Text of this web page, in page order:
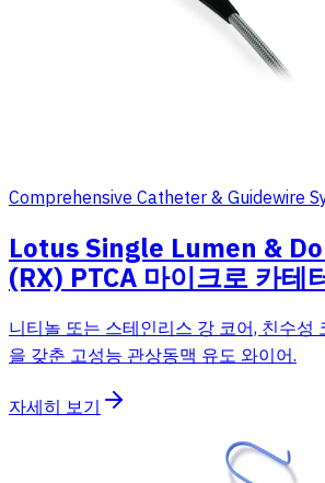
Comprehensive Catheter & Guidewire
Lotus Single Lumen &
(RX) PTCA 마이크로 카테
니티놀 또는 스테인리스 강 코어, 친수성
을 갖춘 고성능 관상동맥 유도 와이어.
자세히 보기